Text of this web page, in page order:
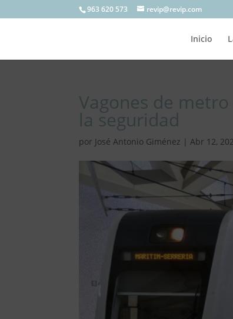
963 620 573 revip@revip.com
Inicio
Vagones de
la seguridad
por José Antonio Giménez |Abr 12,